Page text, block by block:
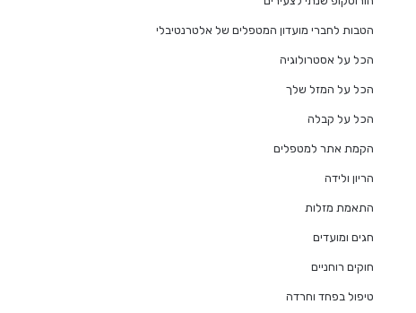
הטבות לחברי מועדון המטפלים של אלטרנטיבלי
הכל על אסטרולוגיה
הכל על המזל שלך
הכל על קבלה
הקמת אתר למטפלים
הריון ולידה
התאמת מזלות
חגים ומועדים
חוקים רוחניים
טיפול בפחד וחרדה